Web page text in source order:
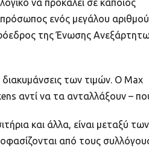
να προκαλεί σε κάποιος
ενός μεγάλου αριθμού
της Ένωσης
διακυμάνσεις των τιμών. Ο Max
αντί να τα ανταλλάξουν –
και άλλα, είναι μεταξύ των
από τους